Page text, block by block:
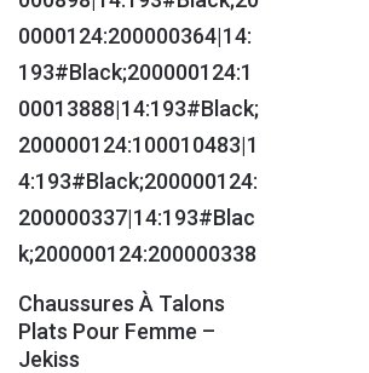
Chaussures À Talons
Plats Pour Femme –
Jekiss